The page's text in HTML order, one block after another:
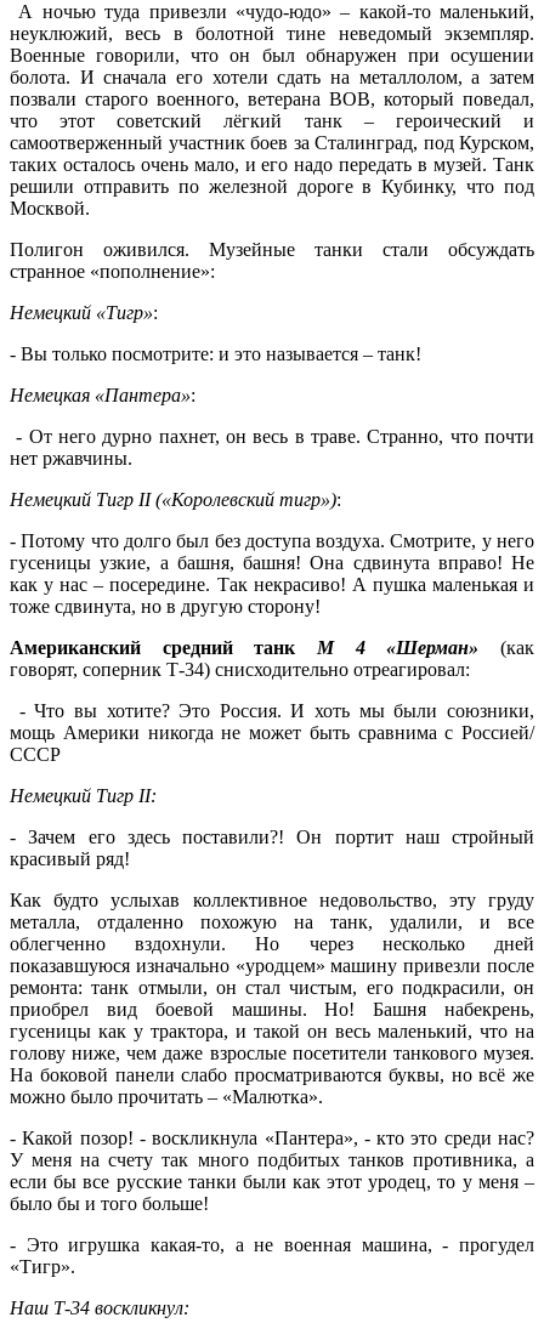
А ночью туда привезли «чудо-юдо» – какой-то маленький,
неуклюжий, весь в болотной тине неведомый экземпляр.
Военные говорили, что он был обнаружен при осушении
болота. И сначала его хотели сдать на металлолом, а затем
позвали старого военного, ветерана ВОВ, который поведал,
что этот советский лёгкий танк – героический и
самоотверженный участник боев за Сталинград, под Курском,
таких осталось очень мало, и его надо передать в музей. Танк
решили отправить по железной дороге в Кубинку, что под
Москвой.
Полигон оживился. Музейные танки стали обсуждать
странное «пополнение»:
Немецкий «Тигр»:
- Вы только посмотрите: и это называется – танк!
Немецкая «Пантера»:
- От него дурно пахнет, он весь в траве. Странно, что почти
нет ржавчины.
Немецкий Тигр II («Королевский тигр»):
- Потому что долго был без доступа воздуха. Смотрите, у него
гусеницы узкие, а башня, башня! Она сдвинута вправо! Не
как у нас – посередине. Так некрасиво! А пушка маленькая и
тоже сдвинута, но в другую сторону!
Американский средний танк М 4 «Шерман» (как
говорят, соперник Т-34) снисходительно отреагировал:
- Что вы хотите? Это Россия. И хоть мы были союзники,
мощь Америки никогда не может быть сравнима с Россией/
СССР
Немецкий Тигр II:
- Зачем его здесь поставили?! Он портит наш стройный
красивый ряд!
Как будто услыхав коллективное недовольство, эту груду
металла, отдаленно похожую на танк, удалили, и все
облегченно вздохнули. Но через несколько дней
показавшуюся изначально «уродцем» машину привезли после
ремонта: танк отмыли, он стал чистым, его подкрасили, он
приобрел вид боевой машины. Но! Башня набекрень,
гусеницы как у трактора, и такой он весь маленький, что на
голову ниже, чем даже взрослые посетители танкового музея.
На боковой панели слабо просматриваются буквы, но всё же
можно было прочитать – «Малютка».
- Какой позор! - воскликнула «Пантера», - кто это среди нас?
У меня на счету так много подбитых танков противника, а
если бы все русские танки были как этот уродец, то у меня –
было бы и того больше!
- Это игрушка какая-то, а не военная машина, - прогудел
«Тигр».
Наш Т-34 воскликнул: